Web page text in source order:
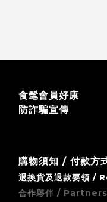
食髦會員好康
防詐騙宣傳
購物須知 / 付款方
退換貨及退款要領
合作夥伴 /